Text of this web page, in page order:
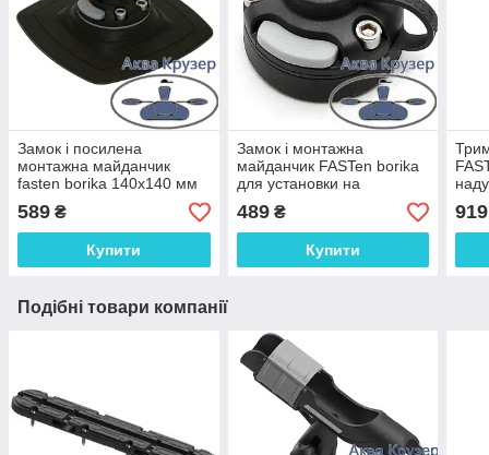
Замок і посилена
монтажна майданчик
fasten borika 140х140 мм
для надувних човнів пвх
(FMp225)
589 ₴
Купити
Замок і монтажна
майданчик FASTen borika
для установки на
жорсткий борт ( FMb ),
колір чорний
489₴
Купити
919
Подібні товари компанії